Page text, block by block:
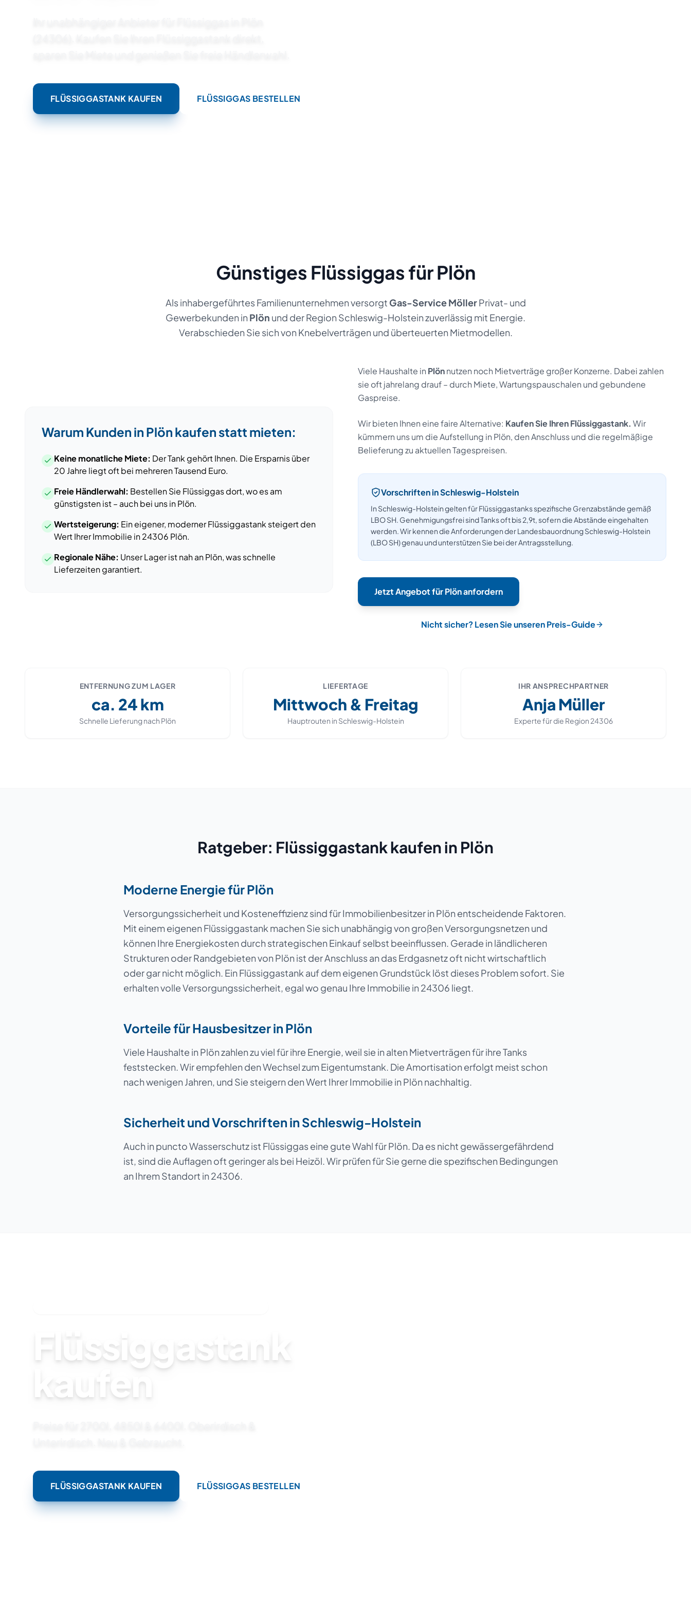
FLÜSSIGGASTANK KAUFEN FLÜSSIGGAS BESTELLEN
Günstiges Flüssiggas fürPlön
Als inhabergeführtes Familienunternehmen versorgt Gas-Service MöllerPrivat- und
Gewerbekunden in Plön und der Region Schleswig-Holsteinzuverlässig mit Energie.
Verabschieden Sie sich von Knebelverträgen und überteuerten Mietmodellen.
Warum Kunden in Plön kaufen statt mieten:
Keine monatliche Miete: Der Tank gehört Ihnen. Die Ersparnis über
20 Jahre liegt oft bei mehreren Tausend Euro.
Freie Händlerwahl: Bestellen Sie Flüssiggas dort, wo es am
günstigsten ist – auch bei unsinPlön.
Wertsteigerung: Ein eigener, moderner Flüssiggastank steigert den
Wert Ihrer Immobilie in24306 Plön.
Regionale Nähe: Unser Lager ist nah anPlön, was schnelle
Lieferzeiten garantiert.
Viele Haushalte in Plönnutzen noch Mietverträge großer Konzerne. Dabei zahlen
sie oft jahrelang drauf – durch Miete, Wartungspauschalen und gebundene
Gaspreise.
Wir bieten Ihnen eine faire Alternative: Kaufen Sie Ihren Flüssiggastank. Wir
kümmern uns um die Aufstellung in Plön, den Anschluss und die regelmäßige
Belieferung zu aktuellen Tagespreisen.
Vorschriften inSchleswig-Holstein
In Schleswig-Holstein gelten für Flüssiggastanks spezifische Grenzabstände gemäß
LBO SH. Genehmigungsfrei sind Tanks oft bis 2,9t, sofern die Abstände eingehalten
werden.Wir kennen die Anforderungen derLandesbauordnung Schleswig-Holstein
(LBO SH)genau und unterstützen Sie bei der Antragsstellung.
Jetzt Angebot fürPlönanfordern
Nicht sicher? Lesen Sie unseren Preis-Guide
ENTFERNUNG ZUM LAGER
ca. 24km
Schnelle Lieferung nach Plön
LIEFERTAGE
Mittwoch & Freitag
Hauptrouten in Schleswig-Holstein
IHR ANSPRECHPARTNER
Anja Müller
Experte für die Region 24306
Ratgeber: Flüssiggastank kaufen in Plön
Moderne Energie für Plön
Versorgungssicherheit und Kosteneffizienz sind für Immobilienbesitzer in Plön entscheidende Faktoren.
Mit einem eigenen Flüssiggastank machen Sie sich unabhängig von großen Versorgungsnetzen und
können Ihre Energiekosten durch strategischen Einkauf selbst beeinflussen. Gerade in ländlicheren
Strukturen oder Randgebieten von Plön ist der Anschluss an das Erdgasnetz oft nicht wirtschaftlich
oder gar nicht möglich. Ein Flüssiggastank auf dem eigenen Grundstück löst dieses Problem sofort. Sie
erhalten volle Versorgungssicherheit, egal wo genau Ihre Immobilie in 24306 liegt.
Vorteile für Hausbesitzer in Plön
Viele Haushalte in Plön zahlen zu viel für ihre Energie, weil sie in alten Mietverträgen für ihre Tanks
feststecken. Wir empfehlen den Wechsel zum Eigentumstank. Die Amortisation erfolgt meist schon
nach wenigen Jahren, und Sie steigern den Wert Ihrer Immobilie in Plön nachhaltig.
Sicherheit und Vorschriften in Schleswig-Holstein
Auch in puncto Wasserschutz ist Flüssiggas eine gute Wahl für Plön. Da es nicht gewässergefährdend
ist, sind die Auflagen oft geringer als bei Heizöl. Wir prüfen für Sie gerne die spezifischen Bedingungen
an Ihrem Standort in 24306.
Flüssiggastank
kaufen
FLÜSSIGGASTANK KAUFEN FLÜSSIGGAS BESTELLEN